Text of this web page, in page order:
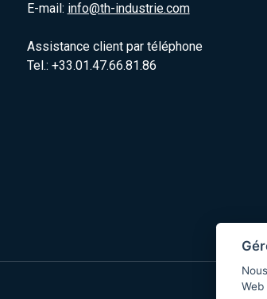
E-mail: info@th-industrie.com
Assistance client par téléphone
Tel.: +33.01.47.66.81.86